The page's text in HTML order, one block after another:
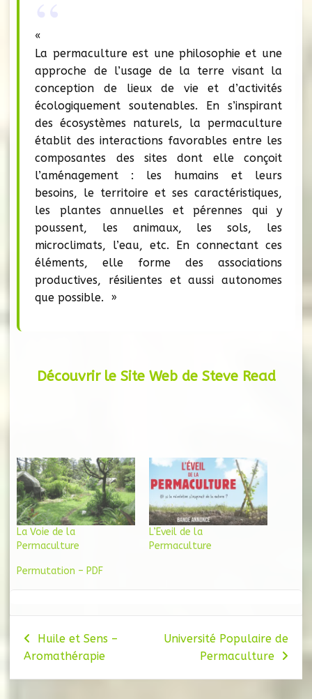
«
La permaculture est une philosophie et une
approche de l’usage de la terre visant la
conception de lieux de vie et d’activités
écologiquement soutenables. En s’inspirant
des écosystèmes naturels, la permaculture
établit des interactions favorables entre les
composantes des sites dont elle conçoit
l’aménagement : les humains et leurs
besoins, le territoire et ses caractéristiques,
les plantes annuelles et pérennes qui y
poussent, les animaux, les sols, les
microclimats, l’eau, etc. En connectant ces
éléments, elle forme des associations
productives, résilientes et aussi autonomes
que possible. »
Découvrir le Site Web de Steve Read
La Voie de la
Permaculture
L’Eveil de la
Permaculture
Permutation – PDF
Huile et Sens –
Aromathérapie
Université Populaire de
Permaculture